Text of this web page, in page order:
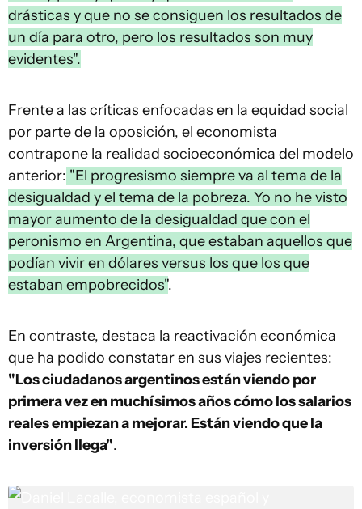
drásticas y que no se consiguen los resultados de
un día para otro, pero los resultados son muy
evidentes".
Frente a las críticas enfocadas en la equidad social
por parte de la oposición, el economista
contrapone la realidad socioeconómica del modelo
anterior: "El progresismo siempre va al tema de la
desigualdad y el tema de la pobreza. Yo no he visto
mayor aumento de la desigualdad que con el
peronismo en Argentina, que estaban aquellos que
podían vivir en dólares versus los que los que
estaban empobrecidos".
En contraste, destaca la reactivación económica
que ha podido constatar en sus viajes recientes:
"Los ciudadanos argentinos están viendo por
primera vez en muchísimos años cómo los salarios
reales empiezan a mejorar. Están viendo que la
inversión llega".